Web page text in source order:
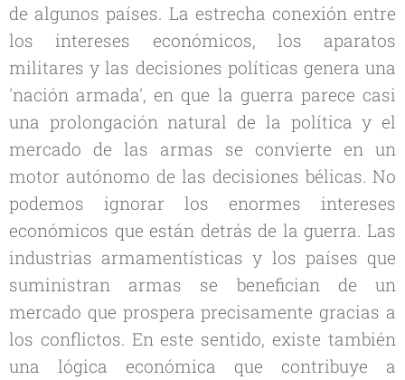
de algunos países. La estrecha conexión entre
los intereses económicos, los aparatos
militares y las decisiones políticas genera una
'nación armada', en que la guerra parece casi
una prolongación natural de la política y el
mercado de las armas se convierte en un
motor autónomo de las decisiones bélicas. No
podemos ignorar los enormes intereses
económicos que están detrás de la guerra. Las
industrias armamentísticas y los países que
suministran armas se benefician de un
mercado que prospera precisamente gracias a
los conflictos. En este sentido, existe también
una lógica económica que contribuye a